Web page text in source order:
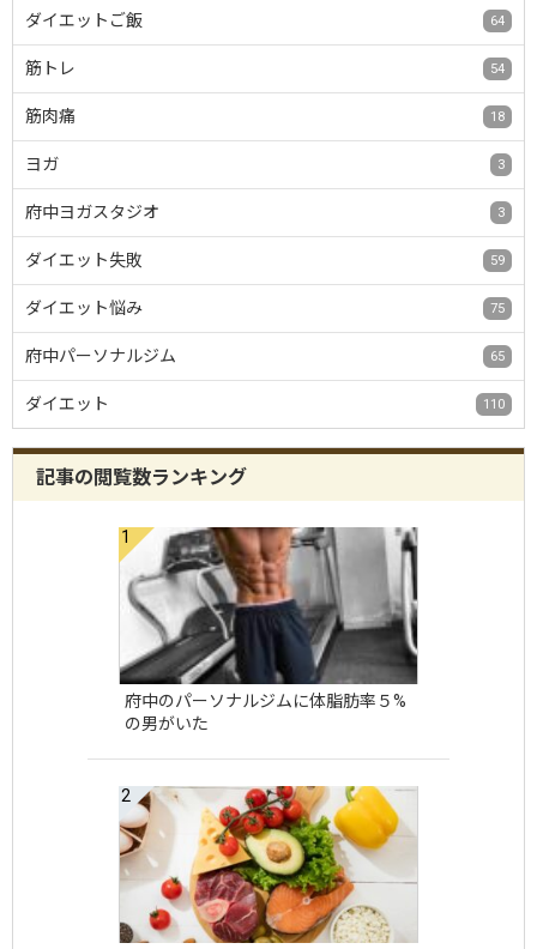
ダイエットご飯 64
筋トレ 54
筋肉痛 18
ヨガ 3
府中ヨガスタジオ 3
ダイエット失敗 59
ダイエット悩み 75
府中パーソナルジム 65
ダイエット 110
記事の閲覧数ランキング
府中のパーソナルジムに体脂肪率５%
の男がいた